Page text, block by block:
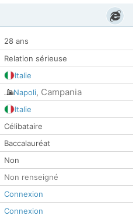
28 ans
Relation sérieuse
Italie
Napoli, Campania
Italie
Célibataire
Baccalauréat
Non
Non renseigné
Connexion
Connexion